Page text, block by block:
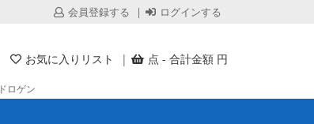
会員登録する ログインする
お気に入りリスト 点 - 合計金額 円
ロゲン